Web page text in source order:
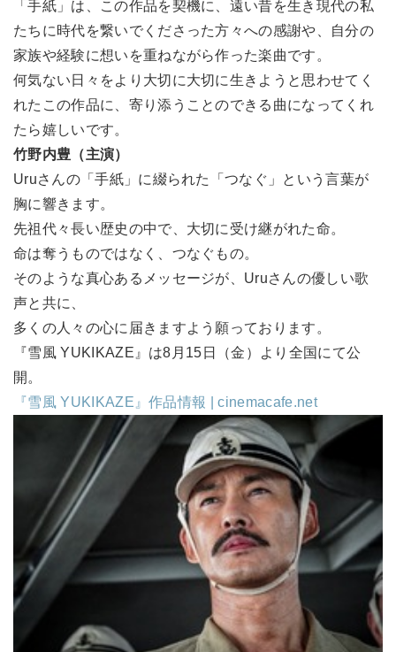
「手紙」は、この作品を契機に、遠い昔を生き現代の私
たちに時代を繋いでくださった方々への感謝や、自分の
家族や経験に想いを重ねながら作った楽曲です。
何気ない日々をより大切に大切に生きようと思わせてく
れたこの作品に、寄り添うことのできる曲になってくれ
たら嬉しいです。
竹野内豊（主演）
Uruさんの「手紙」に綴られた「つなぐ」という言葉が
胸に響きます。
先祖代々長い歴史の中で、大切に受け継がれた命。
命は奪うものではなく、つなぐもの。
そのような真心あるメッセージが、Uruさんの優しい歌
声と共に、
多くの人々の心に届きますよう願っております。
『雪風 YUKIKAZE』は8月15日（金）より全国にて公
開。
『雪風 YUKIKAZE』作品情報 | cinemacafe.net